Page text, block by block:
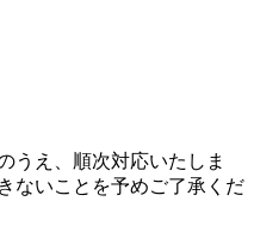
うえ、順次対応いたしま
ないことを予めご了承くだ